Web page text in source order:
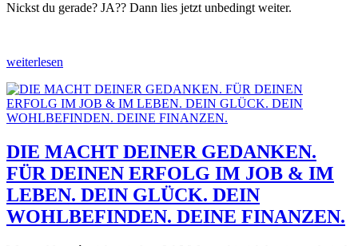
Nickst du gerade? JA?? Dann lies jetzt unbedingt weiter.
weiterlesen
DIE MACHT DEINER GEDANKEN.
FÜR DEINEN ERFOLG IM JOB & IM
LEBEN. DEIN GLÜCK. DEIN
WOHLBEFINDEN. DEINE FINANZEN.